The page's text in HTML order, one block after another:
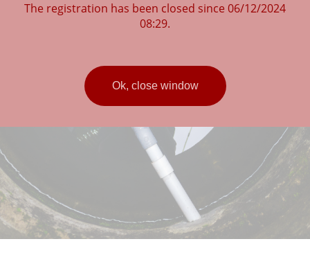
inom VA
Mistra InfraMaint
The registration has been closed since 06/12/2024
08:29.
Ok, close window